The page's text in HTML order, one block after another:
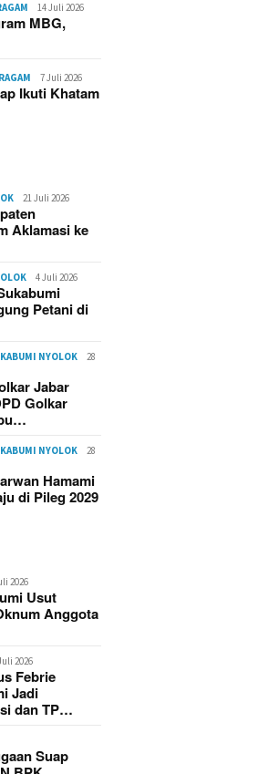
14 Juli 2026
MBG,
RAGAM 7 Juli 2026
Ikuti Khatam
21 Juli 2026
Aklamasi ke
4 Juli 2026
Petani di
NYOLOK
28
Jabar
Golkar
NYOLOK
28
Hamami
di Pileg 2029
2026
Usut
Anggota
2026
Febrie
Jadi
dan TP…
Suap